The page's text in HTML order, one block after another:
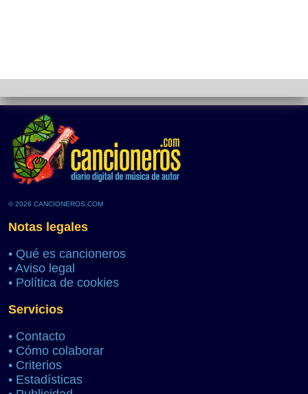
© 2026 CANCIONEROS.COM
Notas legales
• Qué es cancioneros
• Aviso legal
• Política de cookies
Servicios
• Contacto
• Cómo colaborar
• Criterios
• Estadísticas